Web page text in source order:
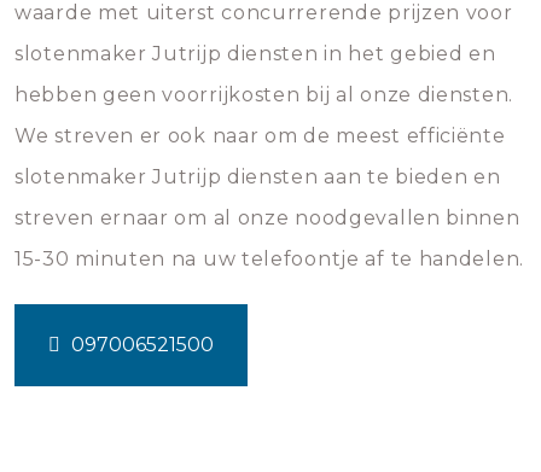
waarde met uiterst concurrerende prijzen voor
slotenmaker Jutrijp diensten in het gebied en
hebben geen voorrijkosten bij al onze diensten.
We streven er ook naar om de meest efficiënte
slotenmaker Jutrijp diensten aan te bieden en
streven ernaar om al onze noodgevallen binnen
15-30 minuten na uw telefoontje af te handelen.
097006521500